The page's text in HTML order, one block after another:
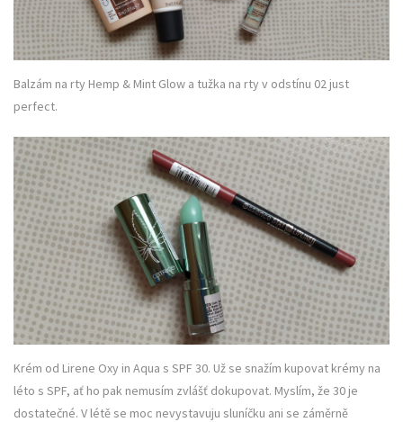
Balzám na rty Hemp & Mint Glow a tužka na rty v odstínu 02 just
perfect.
Krém od Lirene Oxy in Aqua s SPF 30. Už se snažím kupovat krémy na
léto s SPF, ať ho pak nemusím zvlášť dokupovat. Myslím, že 30 je
dostatečné. V létě se moc nevystavuju sluníčku ani se záměrně